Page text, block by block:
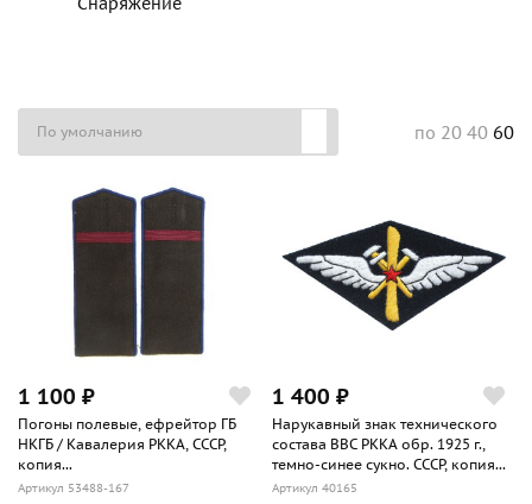
по 20 40 60
1 100 ₽
Погоны полевые, ефрейтор ГБ
НКГБ / Кавалерия РККА, СССР,
копия...
Артикул 53488-167
1 400 ₽
Нарукавный знак технического
состава ВВС РККА обр. 1925 г.,
темно-синее сукно. СССР, копия...
Артикул 40165